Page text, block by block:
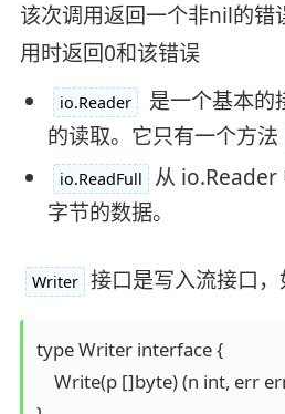
该次调用返回一个非nil的错
用时返回0和该错误
io.Reader
是一个基本的
的读取。它只有一个方法
io.ReadFull
从
字节的数据。
Writer 接口是写入流接口，
type Writer interface {
Write(p []byte) (n int, err